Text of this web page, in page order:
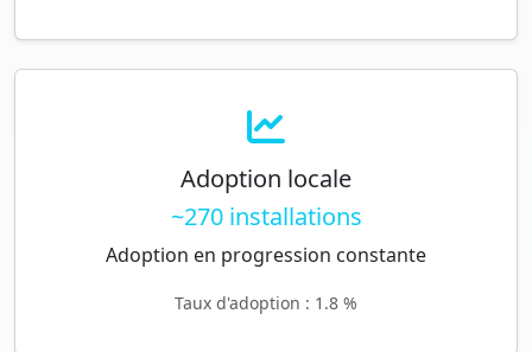
Adoption locale
~270 installations
Adoption en progression constante
Taux d'adoption : 1.8 %